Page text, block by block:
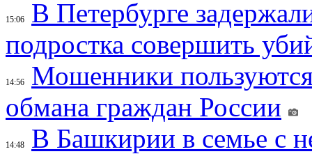
15:06
В Петербурге
подростка совершить
14:56
Мошенники
обмана граждан России
14:48
В Башкирии в семье с